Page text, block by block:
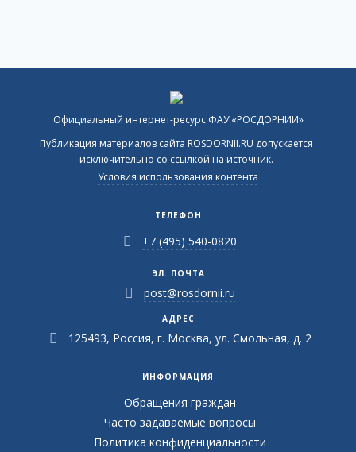
Официальный интернет-ресурс ФАУ «РОСДОРНИИ»
Публикация материалов сайта ROSDORNII.RU допускается
исключительно со ссылкой на источник.
Условия использования контента
ТЕЛЕФОН
+7 (495) 540-0820
ЭЛ. ПОЧТА
post@rosdornii.ru
АДРЕС
125493, Россия, г. Москва, ул. Смольная, д. 2
ИНФОРМАЦИЯ
Обращения граждан
Часто задаваемые вопросы
Политика конфиденциальности